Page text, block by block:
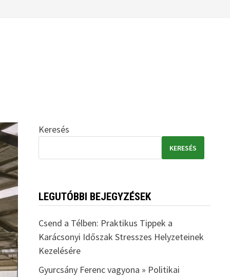
Keresés
KERESÉS
LEGUTÓBBI BEJEGYZÉSEK
Csend a Télben: Praktikus Tippek a
Karácsonyi Időszak Stresszes Helyzeteinek
Kezelésére
Gyurcsány Ferenc vagyona » Politikai